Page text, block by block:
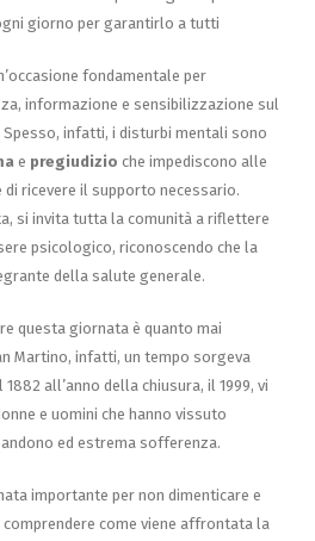
giorno per garantirlo a tutti
fondamentale per
informazione e sensibilizzazione sul
infatti, i disturbi mentali sono
e pregiudizio che impediscono alle
di ricevere il supporto necessario.
si invita tutta la comunità a riflettere
psicologico, riconoscendo che la
della salute generale.
questa giornata è quanto mai
Martino, infatti, un tempo sorgeva
1882 all’anno della chiusura, il 1999, vi
e uomini che hanno vissuto
ed estrema sofferenza.
importante per non dimenticare e
come viene affrontata la